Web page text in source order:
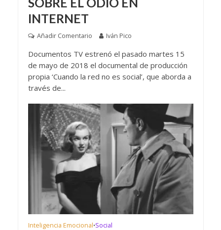
INTERNET
Añadir Comentario Iván Pico
Documentos TV estrenó el pasado martes 15
de mayo de 2018 el documental de producción
propia ‘Cuando la red no es social’, que aborda a
través de...
Inteligencia Emocional•Social